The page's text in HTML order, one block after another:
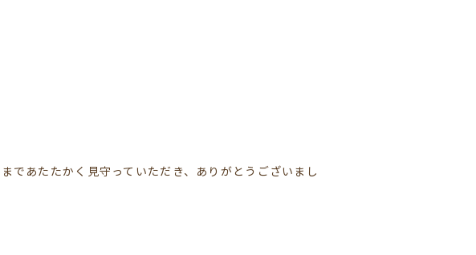
であたたかく見守っていただき、ありがとうございまし